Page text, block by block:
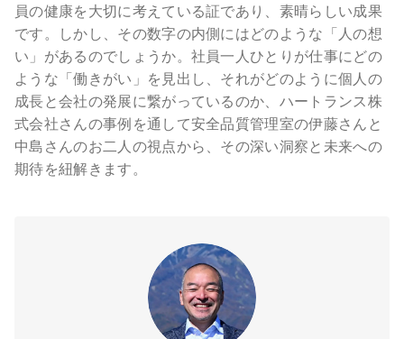
員の健康を大切に考えている証であり、素晴らしい成果
です。しかし、その数字の内側にはどのような「人の想
い」があるのでしょうか。社員一人ひとりが仕事にどの
ような「働きがい」を見出し、それがどのように個人の
成長と会社の発展に繋がっているのか、ハートランス株
式会社さんの事例を通して安全品質管理室の伊藤さんと
中島さんのお二人の視点から、その深い洞察と未来への
期待を紐解きます。